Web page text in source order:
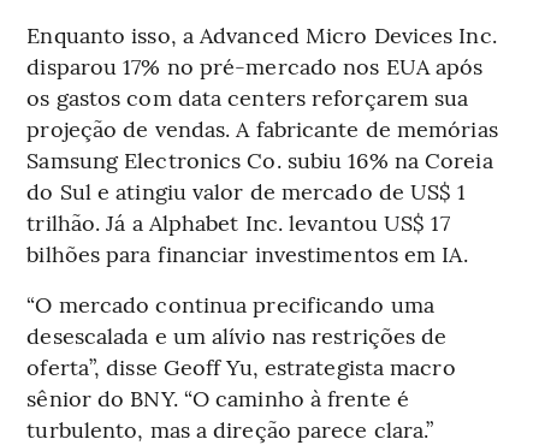
Enquanto isso, a Advanced Micro Devices Inc.
disparou 17% no pré-mercado nos EUA após
os gastos com data centers reforçarem sua
projeção de vendas. A fabricante de memórias
Samsung Electronics Co. subiu 16% na Coreia
do Sul e atingiu valor de mercado de US$ 1
trilhão. Já a Alphabet Inc. levantou US$ 17
bilhões para financiar investimentos em IA.
“O mercado continua precificando uma
desescalada e um alívio nas restrições de
oferta”, disse Geoff Yu, estrategista macro
sênior do BNY. “O caminho à frente é
turbulento, mas a direção parece clara.”